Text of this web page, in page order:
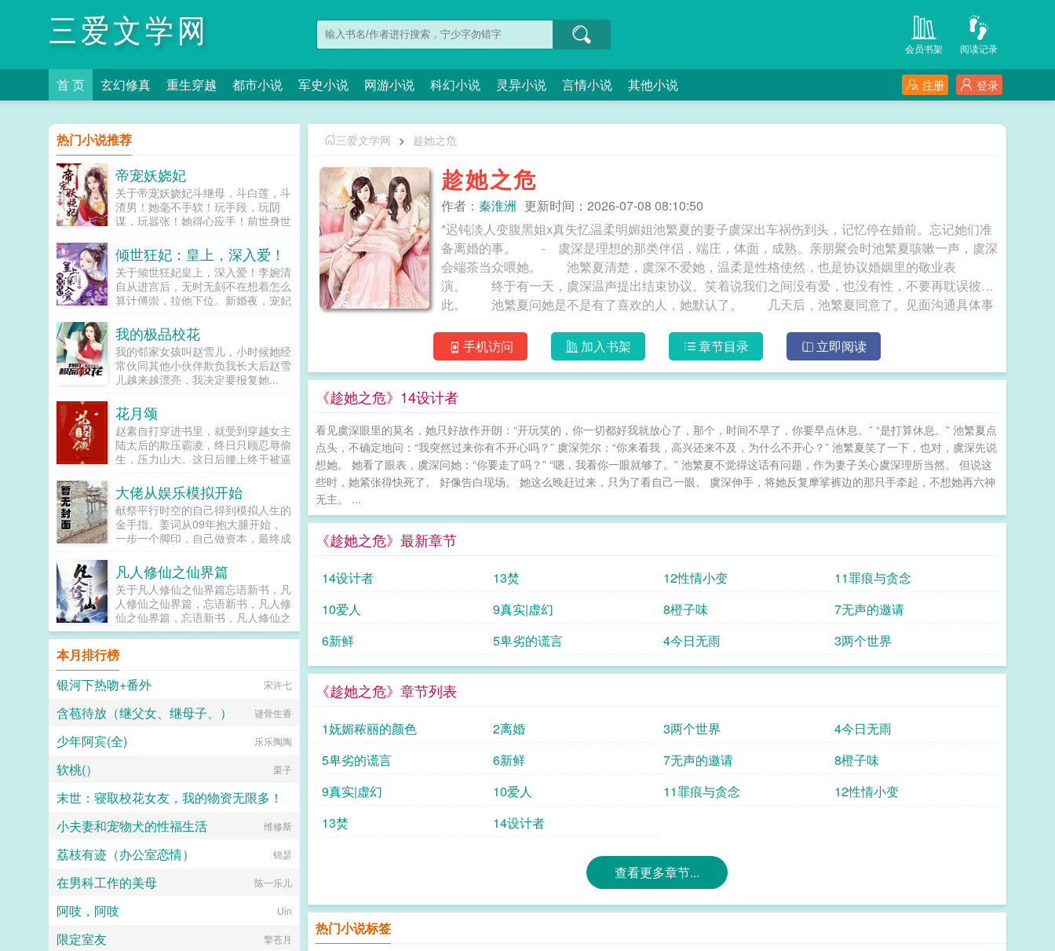
三爱文学网 阅读记录
会员书架
首 页 玄幻修真 重生穿越 都市小说 军史小说 网游小说 科幻小说 灵异小说 言情小说 其他小说 登录
注册
三爱文学网 > 趁她之危
趁她之危
作者： 秦淮洲 更新时间：2026-07-08 08:10:50
*迟钝淡人变腹黑姐x真失忆温柔明媚姐池繁夏的妻子虞深出车祸伤到头，记忆停在婚前。忘记她们准
备离婚的事。 - 虞深是理想的那类伴侣，端庄，体面，成熟。亲朋聚会时池繁夏咳嗽一声，虞深
会端茶当众喂她。 池繁夏清楚，虞深不爱她，温柔是性格使然，也是协议婚姻里的敬业表
演。 终于有一天，虞深温声提出结束协议。笑着说我们之间没有爱，也没有性，不要再耽误彼
此。 池繁夏问她是不是有了喜欢的人，她默认了。 几天后，池繁夏同意了。见面沟通具体事
光。池繁夏历经所有的喜怒哀乐。 鬼使神差地自我介绍：“我是你结婚两年的合法妻子。” 虞
深错愕后，矜持礼貌地微笑。池繁夏面不改色地在她额头落下一个吻。“怎么不喊老婆了？” 虞深
苍白的脸颊泛起血色，指尖深陷被面，“老婆。”很轻，很好听，她第一次在只有两个人的时候听到。
也就此上瘾。 池繁夏尽职尽责地照顾虞深，并履行婚内义务。失忆后的虞深信任她，依恋她，不
“以前你喜欢我这样。”“我不记得了，你不要骗我。” 在骗。在趁人之危。 -享受着纵容与甜
美，等待卑鄙行径被揭穿的那日。在那之前，她要贪得无厌。*池是年下/又想写先婚后爱了/请勿过度
考究的小甜饼/文案写于2026.3.11魔.蝎.小.说WWW.MOXIEXS.TOP 趁人之危的危什么意思 趁人之危
司莹 趁人之危后by 趁人之危的意思是什么 秦淮洲
手机访问 加入书架 章节目录 立即阅读
《趁她之危》14设计者
看见虞深眼里的莫名，她只好故作开朗：“开玩笑的，你一切都好我就放心了，那个，时间不早了，你要早点休息。” “是打算休息。” 池繁夏点
点头，不确定地问：“我突然过来你有不开心吗？” 虞深莞尔：“你来看我，高兴还来不及，为什么不开心？” 池繁夏笑了一下，也对，虞深先说
想她。 她看了眼表，虞深问她：“你要走了吗？” “嗯，我看你一眼就够了。” 池繁夏不觉得这话有问题，作为妻子关心虞深理所当然。 但说这
些时，她紧张得快死了。 好像告白现场。 她这么晚赶过来，只为了看自己一眼。 虞深伸手，将她反复摩挲裤边的那只手牵起，不想她再六神
无主。 ...
《趁她之危》最新章节
14设计者 13焚 12性情小变
11罪痕与贪念
10爱人
9真实|虚幻 8橙子味
7无声的邀请
6新鲜
5卑劣的谎言 4今日无雨 3两个世界
《趁她之危》章节列表
1妩媚秾丽的颜色 2离婚 3两个世界
4今日无雨
5卑劣的谎言
6新鲜 7无声的邀请
8橙子味
9真实|虚幻
10爱人 11罪痕与贪念
12性情小变
13焚
14设计者
查看更多章节...
热门小说标签
热门小说推荐
帝宠妖娆妃
关于帝宠妖娆妃斗继母，斗白莲，斗
渣男！她毫不手软！玩手段，玩阴
谋，玩嚣张！她得心应手！前世身世
身份尊贵不假，但是死敌环绕，勾心
斗角也是真！不过，想害她，想虐...
倾世狂妃：皇上，深入爱！
关于倾世狂妃皇上，深入爱！李婉清
自从进宫后，无时无刻不在想着怎么
算计傅崇，拉他下位。新婚夜，宠妃
门来问责，她霸气反击太后偏袒侄女
意欲定罪，她嚣张反问。傅崇...
我的极品校花
我的邻家女孩叫赵雪儿，小时候她经
常伙同其他小伙伴欺负我长大后赵雪
儿越来越漂亮，我决定要报复她...
花月颂
赵素自打穿进书里，就受到穿越女主
陆太后的欺压霸凌，终日只顾忍辱偷
生，压力山大。这日后腰上终于被逼
料竟被医馆里的登徒子不由分说按趴
下来施了刀！赵素在京城也算有名有
姓，发生这种事，当然只有灭口这一
条路可走掏匕首的当口，擦医刀的家
伙一双凤眼正好乜过来不想截肢的
大佬从娱乐模拟开始
献祭平行时空的自己得到模拟人生的
金手指。姜词从09年抱大腿开始，
一步一个脚印，自己做资本，最终成
其乐无穷呀！各位书友要是觉得大佬
从娱乐模拟开始还不错的话请不要忘
记向您QQ群和微博里的朋友推荐
哦！...
凡人修仙之仙界篇
关于凡人修仙之仙界篇忘语新书，凡
人修仙之仙界篇，忘语新书，凡人修
仙之仙界篇，忘语新书，凡人修仙之
仙界篇，忘语新书，凡人修仙之仙界
篇，...
本月排行榜
银河下热吻+番外
宋许七
含苞待放（继父女、继母子、） 谜骨生香
少年阿宾(全) 乐乐陶陶
软桃(） 栗子
末世：寝取校花女友，我的物资无限多！
独奏者
小夫妻和宠物犬的性福生活 维修斯
荔枝有迹（办公室恋情） 锦瑟
在男科工作的美母 陈一乐儿
阿吱，阿吱 Uin
限定室友 擎苍月